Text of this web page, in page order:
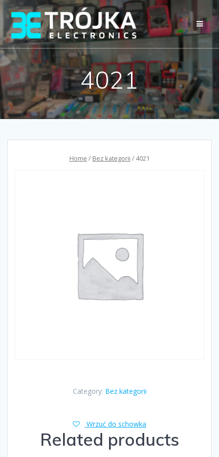
Przejdź
do
treści
4021
Home / Bez kategorii / 4021
Category: Bez kategorii
Wrzuć do schowka
Related products